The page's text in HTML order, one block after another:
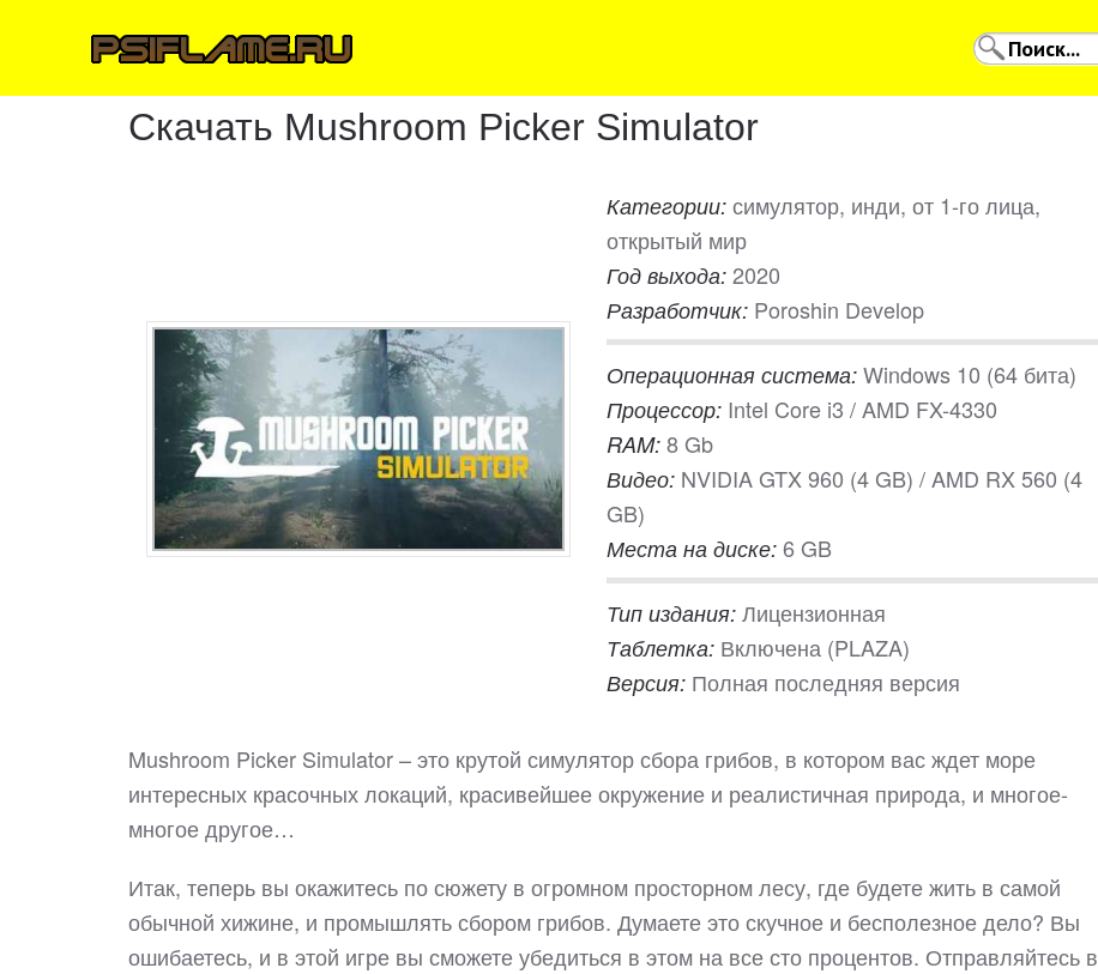
Скачать Mushroom Picker Simulator
Категории: симулятор, инди, от 1-го лица,
открытый мир
Год выхода: 2020
Разработчик: Poroshin Develop
Операционная система: Windows 10 (64 бита)
Процессор: Intel Core i3 / AMD FX-4330
RAM: 8 Gb
Видео: NVIDIA GTX 960 (4 GB) / AMD RX 560 (4
GB)
Места на диске: 6 GB
Тип издания: Лицензионная
Таблетка: Включена (PLAZA)
Версия: Полная последняя версия
Mushroom Picker Simulator – это крутой симулятор сбора грибов, в котором вас ждет море
интересных красочных локаций, красивейшее окружение и реалистичная природа, и многое-
многое другое…
Итак, теперь вы окажитесь по сюжету в огромном просторном лесу, где будете жить в самой
обычной хижине, и промышлять сбором грибов. Думаете это скучное и бесполезное дело? Вы
ошибаетесь, и в этой игре вы сможете убедиться в этом на все сто процентов. Отправляйтесь в